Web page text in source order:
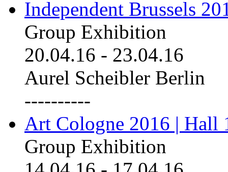
Independent Brussels
Group Exhibition
20.04.16 - 23.04.16
Aurel Scheibler Berlin
----------
Art Cologne 2016 | Hall
Group Exhibition